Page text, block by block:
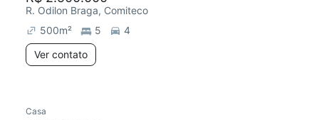
R. Odilon Braga, Comiteco
500m² 5
4
Ver contato
Casa